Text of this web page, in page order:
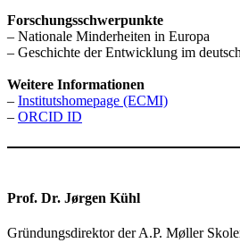
Forschungsschwerpunkte
– Nationale Minderheiten in Europa
– Geschichte der Entwicklung im
Weitere Informationen
– Institutshomepage (ECMI)
– ORCID ID
Prof. Dr. Jørgen Kühl
Gründungsdirektor der A.P. Møller